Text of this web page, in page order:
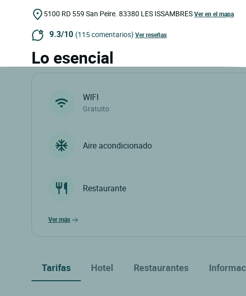
5100 RD 559 San Peïre. 83380 LES ISSAMBRESVer en el mapa
9.3/10 (115 comentarios) Ver reseñas
Lo esencial
WIFI
Gratuito
Aire acondicionado
Restaurante
ver más
Tarifas Hotel Restaurantes